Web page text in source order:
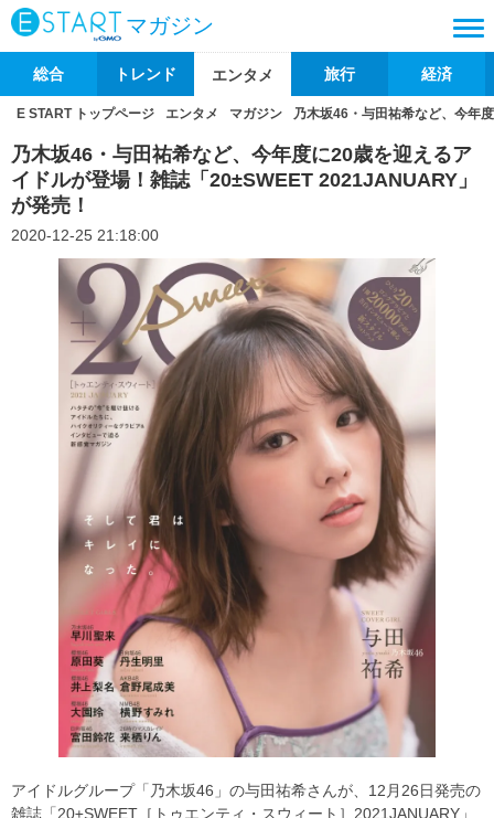
マガジン
総合 トレンド エンタメ 旅行 経済
E START トップページ エンタメ マガジン 乃木坂46・与田祐希など、今年
乃木坂46・与田祐希など、今年度に20歳を迎えるア
イドルが登場！雑誌「20±SWEET 2021JANUARY」
が発売！
2020-12-25 21:18:00
アイドルグループ「乃木坂46」の与田祐希さんが、12月26日発売の
雑誌「20±SWEET［トゥエンティ・スウィート］2021JANUARY」